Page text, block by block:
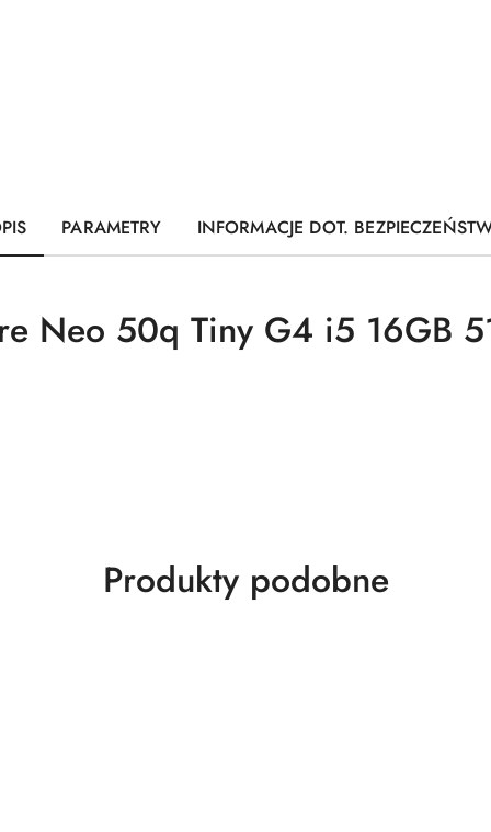
PARAMETRY INFORMACJE DOT.
Neo 50q Tiny G4 i5 16GB
Produkty
Produkty podobne